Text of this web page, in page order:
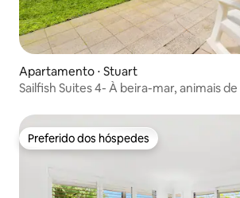
Apartamento ⋅ Stuart
Sailfish Suites 4- À beira-mar, animais
Preferido dos hóspedes
Preferido dos hóspedes